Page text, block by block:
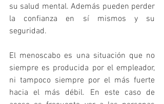
su salud mental. Además pueden perder
la confianza en sí mismos y su
seguridad.
El menoscabo es una situación que no
siempre es producida por el empleador,
ni tampoco siempre por el más fuerte
hacia el más débil. En este caso de